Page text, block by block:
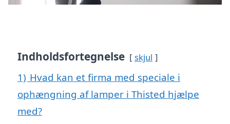
Indholdsfortegnelse skjul
1) Hvad kan et firma med speciale i
ophængning af lamper i Thisted hjælpe
med?